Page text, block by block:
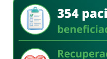
los reclutas se congelaban
Frente a ellos,un ejército
13,000 kilómetrospara
menos de dos mil